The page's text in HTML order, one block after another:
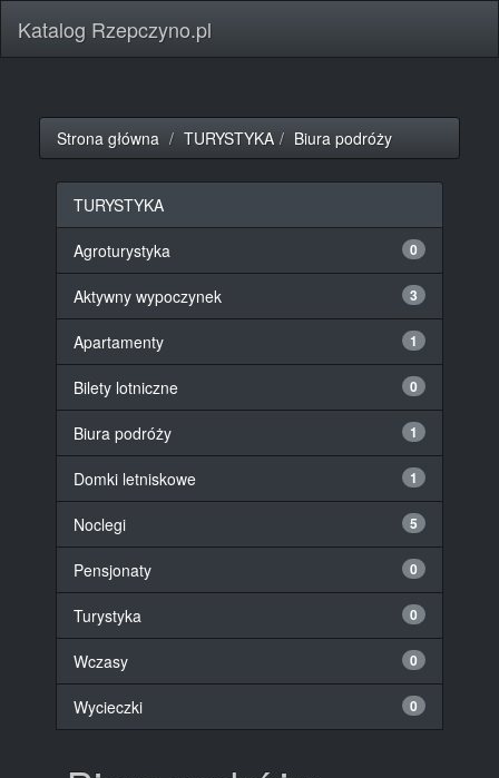
Katalog Rzepczyno.pl
Strona główna TURYSTYKA Biura podróży
TURYSTYKA
0
Agroturystyka
3
Aktywny wypoczynek
1
Apartamenty
0
Bilety lotniczne
1
Biura podróży
1
Domki letniskowe
5
Noclegi
0
Pensjonaty
0
Turystyka
0
Wczasy
0
Wycieczki